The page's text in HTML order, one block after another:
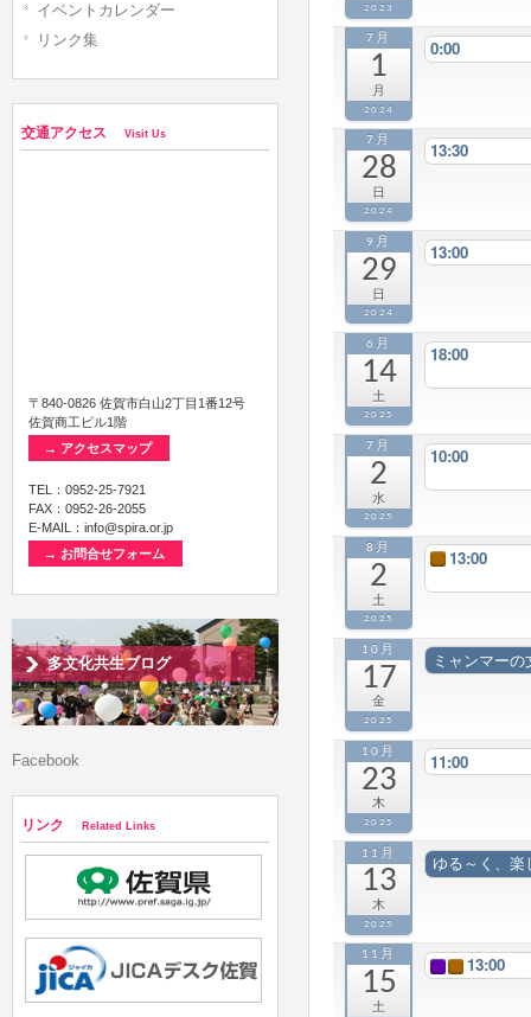
2023
7月
1
月
2024
0:00
7月
28
日
2024
13:30
9月
29
日
2024
13:00
6月
14
土
2025
18:00
7月
2
水
2025
10:00
8月
2
土
2025
13:00
10月
17
金
2025
ミャンマー
10月
23
木
2025
11:00
11月
13
木
2025
ゆる～く、
11月
15
土
13:00
イベントカレンダー
リンク集
交通アクセス Visit Us
〒840-0826 佐賀市白山2丁目1番12号
佐賀商工ビル1階
→ アクセスマップ
TEL：0952-25-7921
FAX：0952-26-2055
E-MAIL：info@spira.or.jp
→ お問合せフォーム
多文化共生ブログ
Facebook
リンク Related Links